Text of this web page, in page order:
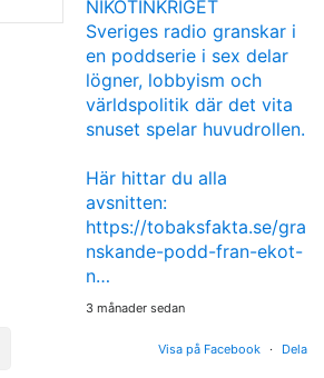
NIKOTINKRIGET
Sveriges radio granskar i
en poddserie i sex delar
lögner, lobbyism och
världspolitik där det vita
snuset spelar huvudrollen.
Här hittar du alla
avsnitten:
https://tobaksfakta.se/gra
nskande-podd-fran-ekot-
n…
3 månader sedan
Visa på Facebook · Dela